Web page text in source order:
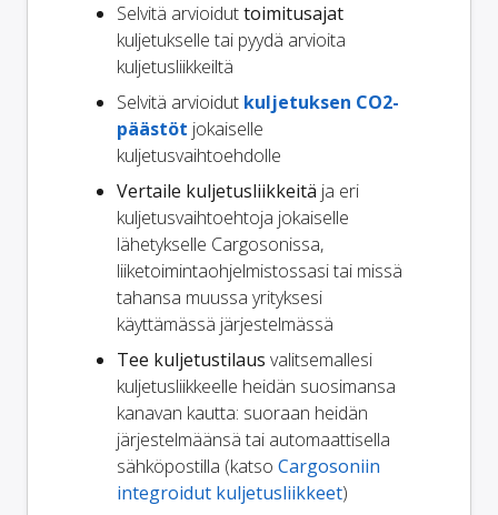
Selvitä arvioiduttoimitusajat
kuljetukselle tai pyydä arvioita
kuljetusliikkeiltä
Selvitä arvioidut kuljetuksen CO2-
päästöt jokaiselle
kuljetusvaihtoehdolle
Vertaile kuljetusliikkeitä ja eri
kuljetusvaihtoehtoja jokaiselle
lähetykselle Cargosonissa,
liiketoimintaohjelmistossasi tai missä
tahansa muussa yrityksesi
käyttämässä järjestelmässä
Tee kuljetustilaus valitsemallesi
kuljetusliikkeelle heidän suosimansa
kanavan kautta: suoraan heidän
järjestelmäänsä tai automaattisella
sähköpostilla (katso Cargosoniin
integroidut kuljetusliikkeet)